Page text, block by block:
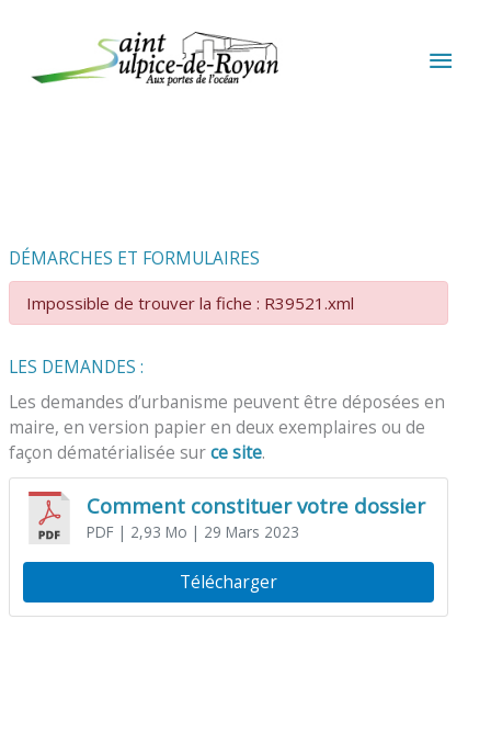
DÉMARCHES ET FORMULAIRES
Impossible de trouver la fiche : R39521.xml
LES DEMANDES :
Les demandes d’urbanisme peuvent être déposées en
maire, en version papier en deux exemplaires ou de
façon dématérialisée surce site.
Comment constituer votre dossier
PDF| 2,93 Mo | 29 Mars 2023
Télécharger